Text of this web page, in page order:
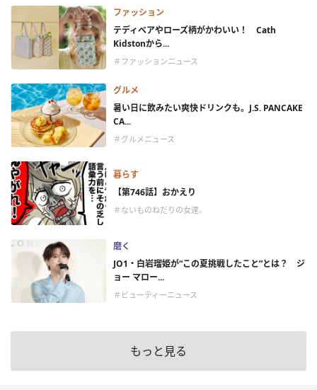
ファッション
テディベアやローズ柄がかわいい！ Cath
Kidstonから...
＃ファッションニュース
グルメ
暑い日に飲みたい爽快ドリンクも。J.S. PANCAKE
CA...
＃グルメニュース
暮らす
【第746話】おかえり
＃ないものねだりの女達。
磨く
JO1・白岩瑠姫が“この夏挑戦したこと”とは？ ジ
ョー マロー...
＃ビューティーニュース
もっと見る